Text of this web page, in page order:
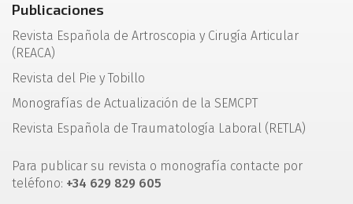
Publicaciones
Revista Española de Artroscopia y Cirugía Articular
(REACA)
Revista del Pie y Tobillo
Monografías de Actualización de la SEMCPT
Revista Española de Traumatología Laboral (RETLA)
Para publicar su revista o monografía contacte por
teléfono: +34 629 829 605